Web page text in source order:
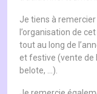
Je tiens à
l’organisation de
tout au long de
et festive (vente de
belote, …).